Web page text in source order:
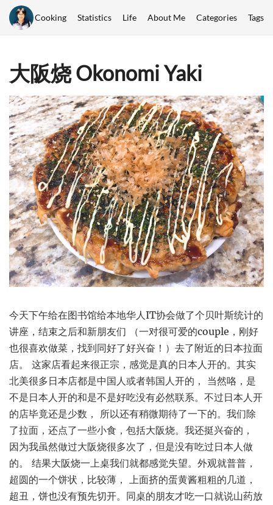
Cooking Statistics Life About Me Categories Tags
大阪烧 Okonomi Yaki
今天下午给在图书馆给本地华人IT协会做了个贝叶斯统计的
讲座，结束之后和新朋友们 （一对很可爱的couple，刚好
也很喜欢做菜，找到同好了好兴奋！）去了附近的日本拉面
店。 这家店看起来很正宗，感觉是真的日本人开的。其实
北美很多日本店都是中国人或者韩国人开的， 当然咯，是
不是日本人开的和是不是好吃没有必然联系。不过日本人开
的店毕竟还是少数， 所以还有稍微期待了一下的。我们除
了拉面，还点了一些小食，包括大阪烧。我还挺兴奋的，
因为我虽然做过大阪烧很多次了，但是没有吃过日本人做
的。 结果大阪烧一上桌我们就都感觉失望。外观就普普，
超圆的一个饼状，比较薄， 上面挤的蛋黄酱粗粗的几道，
超丑，饼也没有预先切开。同桌的朋友才吃一口就说山药放